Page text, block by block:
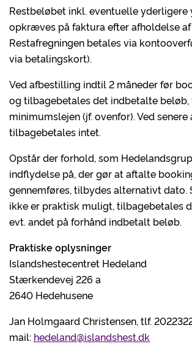
Restbeløbet inkl. eventuelle yderligere
opkræves på faktura efter afholdelse
Restafregningen betales via
via betalingskort).
Ved afbestilling indtil 2 måneder før
og tilbagebetales det indbetalte
minimumslejen (jf. ovenfor). Ved senere
tilbagebetales intet.
Opstår der forhold, som
indflydelse på, der gør at aftalte
gennemføres, tilbydes alternativt dato.
ikke er praktisk muligt, tilbagebetales
evt. andet på forhånd indbetalt beløb.
Praktiske oplysninger
Islandshestecentret Hedeland
Stærkendevej 226 a
2640 Hedehusene
Jan Holmgaard Christensen, tlf.
mail: hedeland@islandshest.dk